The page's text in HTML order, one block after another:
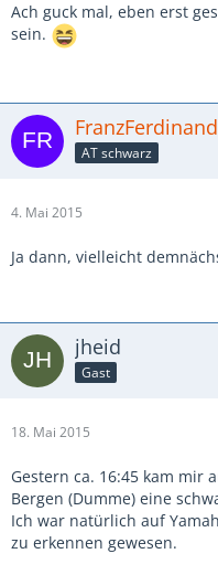
Ach guck mal, eben erst
sein.
FranzFerdinand
AT schwarz
4. Mai 2015
Ja dann, vielleicht
jheid
Gast
18. Mai 2015
Gestern ca. 16:45 kam mir
Bergen (Dumme) eine
Ich war natürlich auf
zu erkennen gewesen.